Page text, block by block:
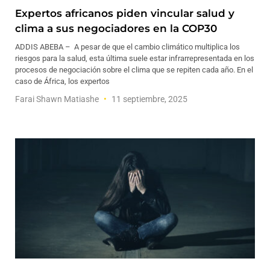
Expertos africanos piden vincular salud y
clima a sus negociadores en la COP30
ADDIS ABEBA – A pesar de que el cambio climático multiplica los
riesgos para la salud, esta última suele estar infrarrepresentada en los
procesos de negociación sobre el clima que se repiten cada año. En el
caso de África, los expertos
Farai Shawn Matiashe 11 septiembre, 2025